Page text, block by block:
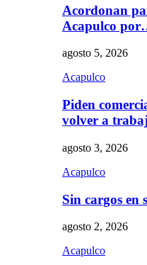
Acordonan
Acapulco
agosto 5, 2026
Acapulco
Piden
volver a
agosto 3, 2026
Acapulco
Sin cargos
agosto 2, 2026
Acapulco